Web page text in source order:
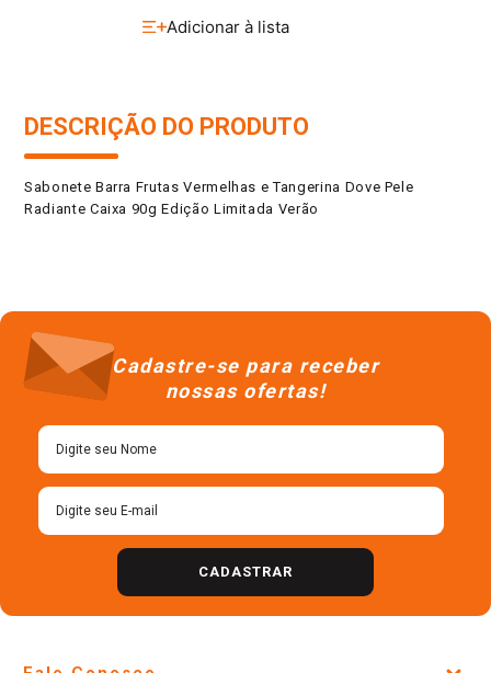
DESCRIÇÃO DO PRODUTO
Sabonete Barra Frutas Vermelhas e Tangerina Dove Pele
Radiante Caixa 90g Edição Limitada Verão
Cadastre-se para receber
nossas ofertas!
CADASTRAR